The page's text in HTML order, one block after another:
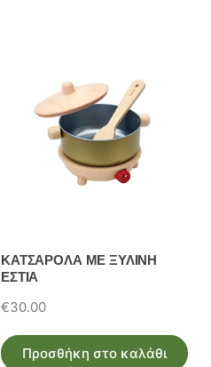
ΚΑΤΣΑΡΟΛΑ ΜΕ ΞΥΛΙΝΗ
ΕΣΤΙΑ
€30.00
Προσθήκη στο καλάθι